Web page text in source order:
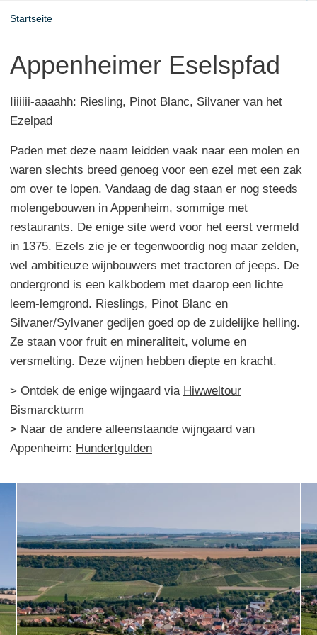
Startseite
Appenheimer Eselspfad
Iiiiiii-aaaahh: Riesling, Pinot Blanc, Silvaner van het
Ezelpad
Paden met deze naam leidden vaak naar een molen en
waren slechts breed genoeg voor een ezel met een zak
om over te lopen. Vandaag de dag staan er nog steeds
molengebouwen in Appenheim, sommige met
restaurants. De enige site werd voor het eerst vermeld
in 1375. Ezels zie je er tegenwoordig nog maar zelden,
wel ambitieuze wijnbouwers met tractoren of jeeps. De
ondergrond is een kalkbodem met daarop een lichte
leem-lemgrond. Rieslings, Pinot Blanc en
Silvaner/Sylvaner gedijen goed op de zuidelijke helling.
Ze staan voor fruit en mineraliteit, volume en
versmelting. Deze wijnen hebben diepte en kracht.
> Ontdek de enige wijngaard via Hiwweltour
Bismarckturm
> Naar de andere alleenstaande wijngaard van
Appenheim: Hundertgulden